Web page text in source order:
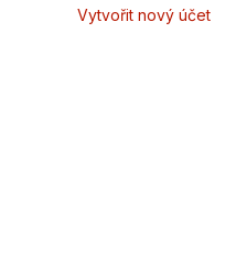
Vytvořit nový účet